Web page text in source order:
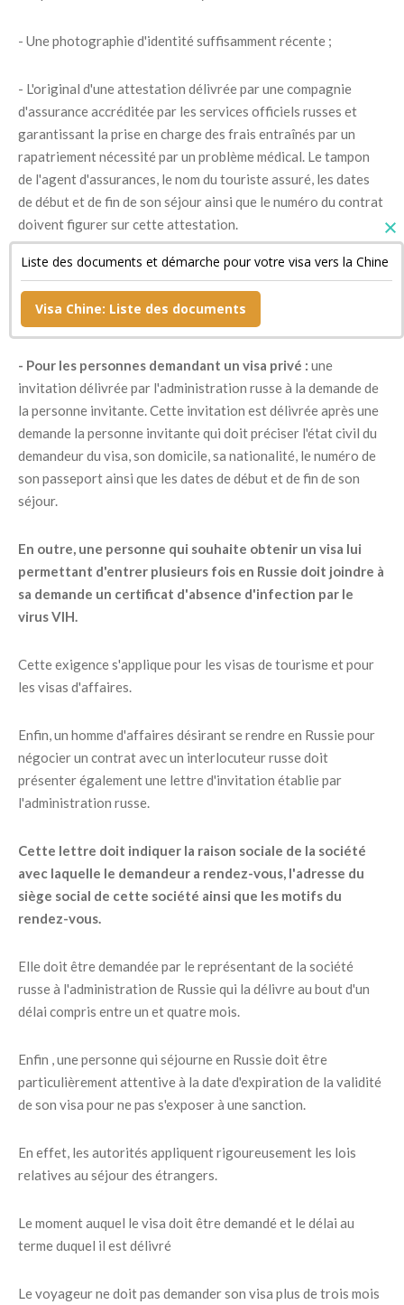
- Une photographie d'identité suffisamment récente ;
- L'original d'une attestation délivrée par une compagnie
d'assurance accréditée par les services officiels russes et
garantissant la prise en charge des frais entraînés par un
rapatriement nécessité par un problème médical. Le tampon
de l'agent d'assurances, le nom du touriste assuré, les dates
de début et de fin de son séjour ainsi que le numéro du contrat
doivent figurer sur cette attestation.
- Un document confirmant la réservation de sa chambre
d'hôtel si son séjour est bref ainsi qu'une copie de son billet de
retour ;
- Pour les personnes demandant un visa privé : une
invitation délivrée par l'administration russe à la demande de
la personne invitante. Cette invitation est délivrée après une
demande la personne invitante qui doit préciser l'état civil du
demandeur du visa, son domicile, sa nationalité, le numéro de
son passeport ainsi que les dates de début et de fin de son
séjour.
En outre, une personne qui souhaite obtenir un visa lui
permettant d'entrer plusieurs fois en Russie doit joindre à
sa demande un certificat d'absence d'infection par le
virus VIH.
Cette exigence s'applique pour les visas de tourisme et pour
les visas d'affaires.
Enfin, un homme d'affaires désirant se rendre en Russie pour
négocier un contrat avec un interlocuteur russe doit
présenter également une lettre d'invitation établie par
l'administration russe.
Cette lettre doit indiquer la raison sociale de la société
avec laquelle le demandeur a rendez-vous, l'adresse du
siège social de cette société ainsi que les motifs du
rendez-vous.
Elle doit être demandée par le représentant de la société
russe à l'administration de Russie qui la délivre au bout d'un
délai compris entre un et quatre mois.
Enfin , une personne qui séjourne en Russie doit être
particulièrement attentive à la date d'expiration de la validité
de son visa pour ne pas s'exposer à une sanction.
En effet, les autorités appliquent rigoureusement les lois
relatives au séjour des étrangers.
Le moment auquel le visa doit être demandé et le délai au
terme duquel il est délivré
Le voyageur ne doit pas demander son visa plus de trois mois
Liste des documents et démarche pour votre visa vers la Chine
Visa Chine: Liste des documents